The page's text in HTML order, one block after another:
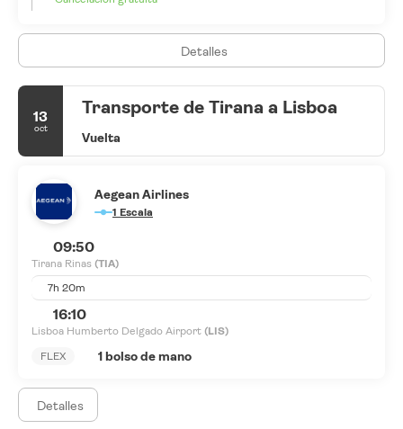
donde encontrará rutas de senderismo, restaurantes y vistas
impresionantes de la ciudad y la costa adriática.
Detalles
13
oct
Transporte de Tirana a Lisboa
Vuelta
Aegean Airlines
1 Escala
09:50
Tirana Rinas (TIA)
7h 20m
16:10
Lisboa Humberto Delgado Airport (LIS)
FLEX
1 bolso de mano
Detalles